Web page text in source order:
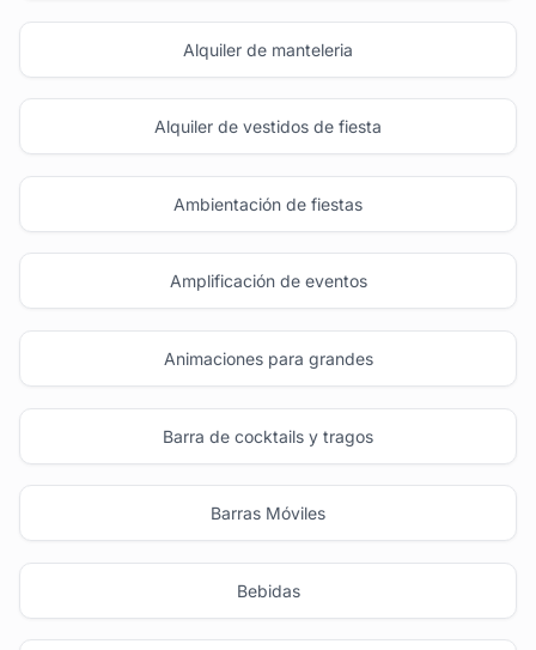
Alquiler de manteleria
Alquiler de vestidos de fiesta
Ambientación de fiestas
Amplificación de eventos
Animaciones para grandes
Barra de cocktails y tragos
Barras Móviles
Bebidas